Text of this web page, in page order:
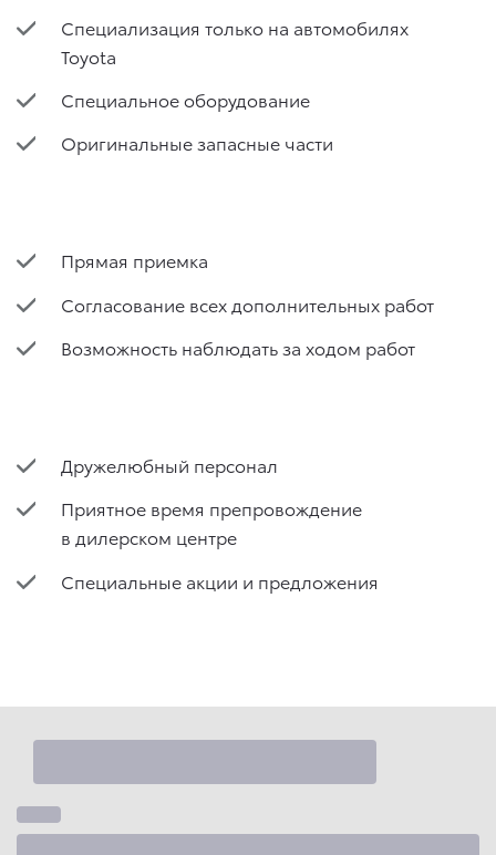
Специализация только на автомобилях
Toyota
Специальное оборудование
Оригинальные запасные части
Прямая приемка
Согласование всех дополнительных работ
Возможность наблюдать за ходом работ
Дружелюбный персонал
Приятное время препровождение
в дилерском центре
Специальные акции и предложения